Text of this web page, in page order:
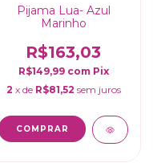
Pijama Lua- Azul
Marinho
R$163,03
R$149,99 com Pix
2 x de R$81,52 sem juros
COMPRAR